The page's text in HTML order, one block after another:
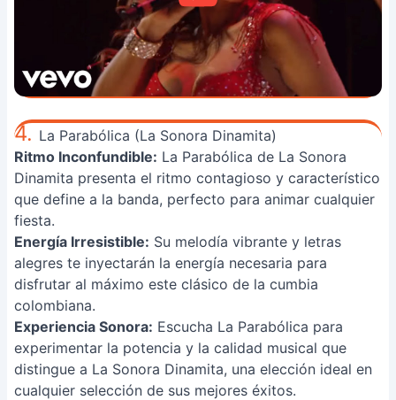
4. La Parabólica (La Sonora Dinamita)
Ritmo Inconfundible: La Parabólica de La Sonora
Dinamita presenta el ritmo contagioso y característico
que define a la banda, perfecto para animar cualquier
fiesta.
Energía Irresistible: Su melodía vibrante y letras
alegres te inyectarán la energía necesaria para
disfrutar al máximo este clásico de la cumbia
colombiana.
Experiencia Sonora: Escucha La Parabólica para
experimentar la potencia y la calidad musical que
distingue a La Sonora Dinamita, una elección ideal en
cualquier selección de sus mejores éxitos.